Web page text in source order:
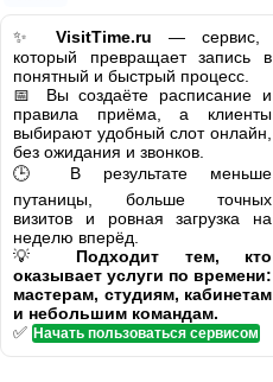
✨ VisitTime.ru — сервис,
который превращает запись в
понятный и быстрый процесс.
📅 Вы создаёте расписание и
правила приёма, а клиенты
выбирают удобный слот онлайн,
без ожидания и звонков.
🕒 В результате меньше
путаницы, больше точных
визитов и ровная загрузка на
неделю вперёд.
💡 Подходит тем, кто
оказывает услуги по времени:
мастерам, студиям, кабинетам
и небольшим командам.
✅ Начать пользоваться сервисом